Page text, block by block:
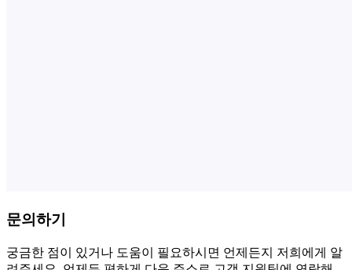
문의하기
궁금한 점이 있거나 도움이 필요하시면 언제든지 저희에게 알